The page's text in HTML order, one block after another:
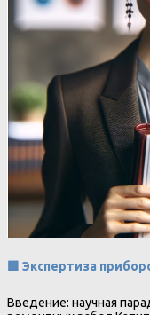
🟩 Экспертиза
Введение: научная